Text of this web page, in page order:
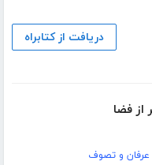
دریافت از کتابراه
از فضا
عرفان و تصوف